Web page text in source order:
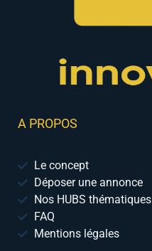
A PROPOS
Le concept
Déposer une annonce
Nos HUBS thématiques
FAQ
Mentions légales